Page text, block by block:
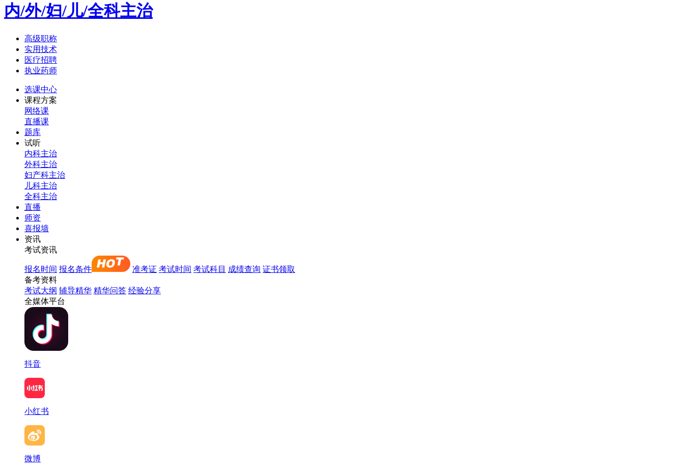
内/外/妇/儿/全科主治
高级职称
实用技术
医疗招聘
执业药师
选课中心
课程方案
网络课
直播课
题库
试听
内科主治
外科主治
妇产科主治
儿科主治
全科主治
直播
师资
喜报墙
资讯
考试资讯
报名时间 报名条件 准考证 考试时间 考试科目 成绩查询 证书领取
备考资料
考试大纲 辅导精华 精华问答 经验分享
全媒体平台
抖音
小红书
微博